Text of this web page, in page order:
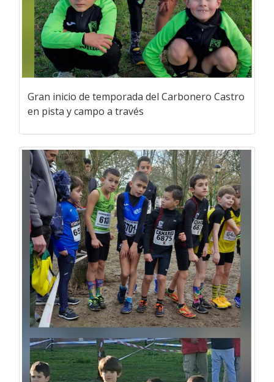
Gran inicio de temporada del Carbonero Castro
en pista y campo a través